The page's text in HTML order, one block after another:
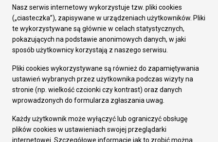
Załatw sprawę
Prezydent Miasta
Rada Miasta
Wydziały
Elektroniczna Skrzynka Podawcza
Gospodarka
Fundusze europejskie
Środki krajowe
Oferty inwestycyjne
Pozostałe
Deklaracja dostępności
Nasz serwis internetowy wykorzystuje tzw. pliki cookies
(„ciasteczka”), zapisywane w urządzeniach użytkowników. Pliki
te wykorzystywane są głównie w celach statystycznych,
pokazujących na podstawie anonimowych danych, w jaki
sposób użytkownicy korzystają z naszego serwisu.
Pliki cookies wykorzystywane są również do zapamiętywania
ustawień wybranych przez użytkownika podczas wizyty na
stronie (np. wielkość czcionki czy kontrast) oraz danych
wprowadzonych do formularza zgłaszania uwag.
Każdy użytkownik może wyłączyć lub ograniczyć obsługę
plików cookies w ustawieniach swojej przeglądarki
internetowej. Szczegółowe informacje jak to zrobić można